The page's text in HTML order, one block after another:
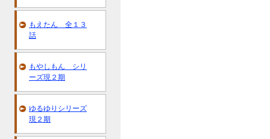
もえたん 全１３
話
もやしもん シリ
ーズ現２期
ゆるゆりシリーズ
現２期